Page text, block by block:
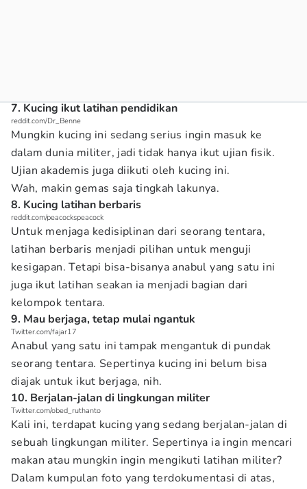
7. Kucing ikut latihan pendidikan
reddit.com/Dr_Benne
Mungkin kucing ini sedang serius ingin masuk ke
dalam dunia militer, jadi tidak hanya ikut ujian fisik.
Ujian akademis juga diikuti oleh kucing ini.
Wah, makin gemas saja tingkah lakunya.
8. Kucing latihan berbaris
reddit.com/peacockspeacock
Untuk menjaga kedisiplinan dari seorang tentara,
latihan berbaris menjadi pilihan untuk menguji
kesigapan. Tetapi bisa-bisanya anabul yang satu ini
juga ikut latihan seakan ia menjadi bagian dari
kelompok tentara.
9. Mau berjaga, tetap mulai ngantuk
Twitter.com/fajar17
Anabul yang satu ini tampak mengantuk di pundak
seorang tentara. Sepertinya kucing ini belum bisa
diajak untuk ikut berjaga, nih.
10. Berjalan-jalan di lingkungan militer
Twitter.com/obed_ruthanto
Kali ini, terdapat kucing yang sedang berjalan-jalan di
sebuah lingkungan militer. Sepertinya ia ingin mencari
makan atau mungkin ingin mengikuti latihan militer?
Dalam kumpulan foto yang terdokumentasi di atas,